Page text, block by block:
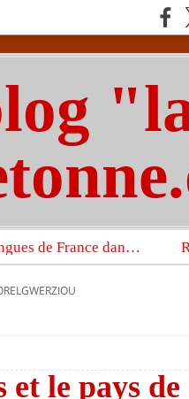
Les langues de France dans un imposant ouvrage sur la langue française que publient les Presses universitaires d’Oxford
le pays de